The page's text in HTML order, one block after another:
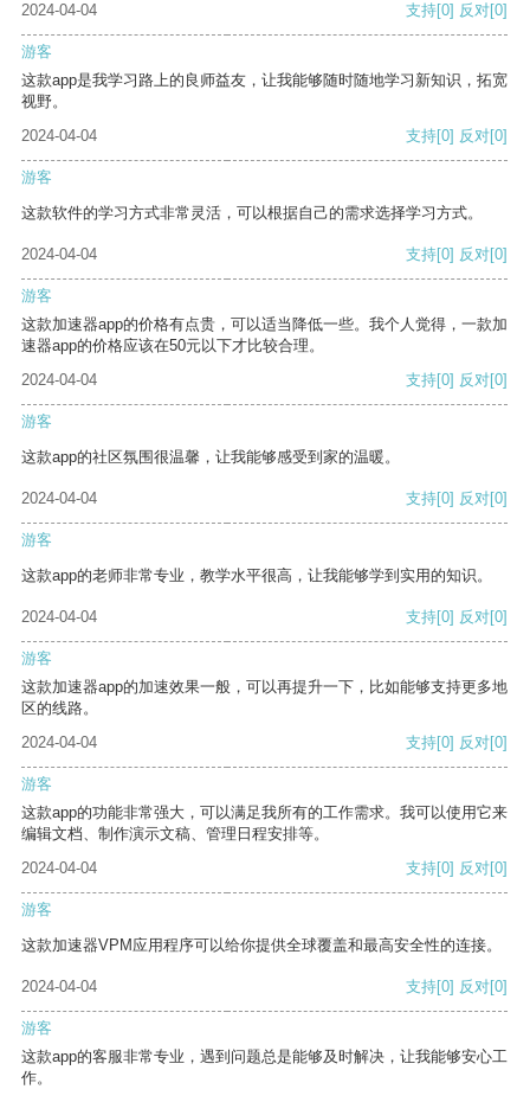
2024-04-04 支持[0] 反对[0]
游客
这款app是我学习路上的良师益友，让我能够随时随地学习新知识，拓宽
视野。
2024-04-04
支持[0] 反对[0]
游客
这款软件的学习方式非常灵活，可以根据自己的需求选择学习方式。
2024-04-04 支持[0] 反对[0]
游客
这款加速器app的价格有点贵，可以适当降低一些。我个人觉得，一款加
速器app的价格应该在50元以下才比较合理。
2024-04-04
支持[0] 反对[0]
游客
这款app的社区氛围很温馨，让我能够感受到家的温暖。
2024-04-04 支持[0] 反对[0]
游客
这款app的老师非常专业，教学水平很高，让我能够学到实用的知识。
2024-04-04 支持[0] 反对[0]
游客
这款加速器app的加速效果一般，可以再提升一下，比如能够支持更多地
区的线路。
2024-04-04
支持[0] 反对[0]
游客
这款app的功能非常强大，可以满足我所有的工作需求。我可以使用它来
编辑文档、制作演示文稿、管理日程安排等。
2024-04-04
支持[0] 反对[0]
游客
这款加速器VPM应用程序可以给你提供全球覆盖和最高安全性的连接。
2024-04-04 支持[0] 反对[0]
游客
这款app的客服非常专业，遇到问题总是能够及时解决，让我能够安心工
作。